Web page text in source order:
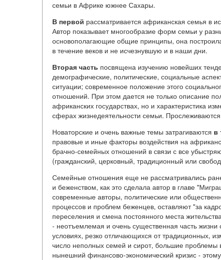
семьи в Африке южнее Сахары.
В первой рассматривается африканская семья в
Автор показывает многообразие форм семьи у
основополагающие общие принципы, она
в течение веков и не исчезнувшую и в наши дни.
Вторая часть посвящена изучению новейших
демографические, политические, социальные
ситуации; современное положение этого
отношений. При этом дается не только описание
африканских государствах, но и характеристика
сферах жизнедеятельности семьи.
Новаторские и очень важные темы затрагиваются в
правовые и иные факторы воздействия на
брачно-семейных отношений в связи с все
(гражданский, церковный, традиционный или
Семейные отношения еще не рассматривались
и беженством, как это сделала автор в главе
современные авторы, политические или
процессов и проблем беженцев, оставляют "за
переселения и смена постоянного места
- неотъемлемая и очень существенная часть
условиях, резко отличающихся от традиционных,
число неполных семей и сирот, большие проблемы
нынешний финансово-экономический кризис -